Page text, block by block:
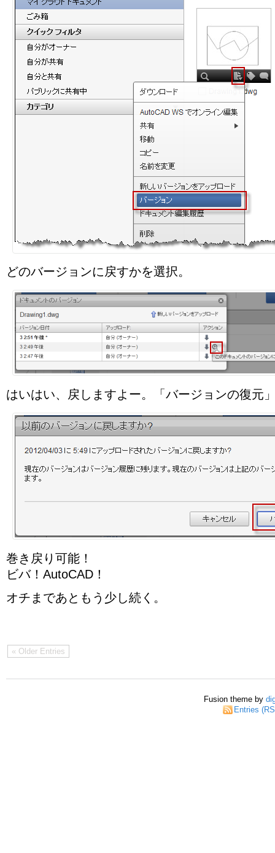
どのバージョンに戻すかを選択。
はいはい、戻しますよー。「バージョンの復元
巻き戻り可能！
ビバ！AutoCAD！
オチまであともう少し続く。
« Older Entries
Fusion theme by
Entries